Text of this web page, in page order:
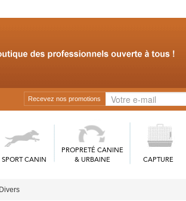
Recevez nos promotions
SPORT CANIN
PROPRETÉ CANINE
& URBAINE
CAPTURE
Divers